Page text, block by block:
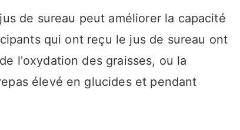
de sureau peut améliorer la capacité
qui ont reçu le jus de sureau ont
l'oxydation des graisses, ou la
élevé en glucides et pendant